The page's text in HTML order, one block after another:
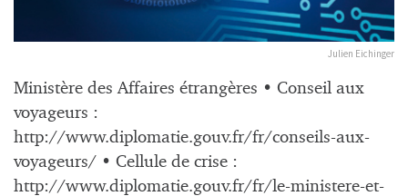
Julien Eichinger
Ministère des Affaires étrangères • Conseil aux
voyageurs :
http://www.diplomatie.gouv.fr/fr/conseils-aux-
voyageurs/ • Cellule de crise :
http://www.diplomatie.gouv.fr/fr/le-ministere-et-